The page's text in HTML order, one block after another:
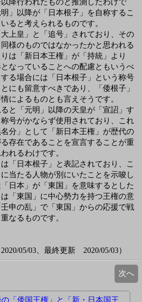
」以降が「日本根子」を自称するこ
ると考えられるものです。
上皇」と「追号」されており、その
様のものではなかったかと思われる
は「新日本王権」が「持統」より
となっていることへの配慮ともいうべ
る場合には「日本根子」という称号
にも留意すべきであり、「倭根子」
によるものとも言えそうです。
と「元明」以降の天皇が「宣詔」す
号がかならず使用されており、これ
分」として「新日本王権」が歴代の
る存在であることを宣言することが重
れるわけです。
「日本根子」と表記されており、こ
当たる人物が別にいたことを示唆し
日本」が「東国」を意味するとした
「東国」に中心勢力を持つ王権の意
申の乱」で「東国」からの応援で戦
なるものです。
05/03、最終更新 2020/05/03）
次へ
の「倭国王権」と「新・日本国王